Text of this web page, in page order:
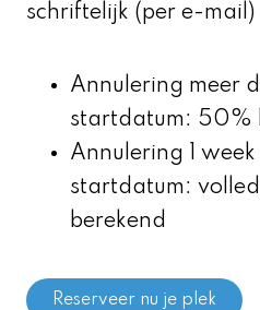
schriftelijk (per e-
Annulering meer
startdatum: 50%
Annulering 1
startdatum:
berekend
Reserveer nu je plek